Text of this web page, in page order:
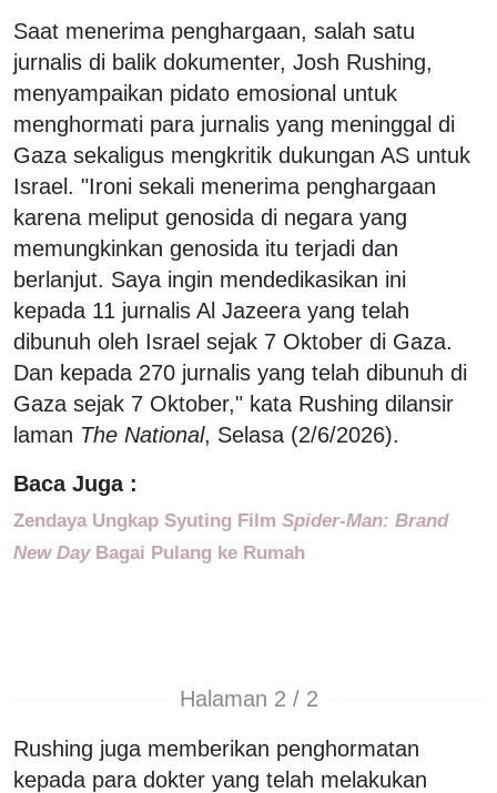
Saat menerima penghargaan, salah satu
jurnalis di balik dokumenter, Josh Rushing,
menyampaikan pidato emosional untuk
menghormati para jurnalis yang meninggal di
Gaza sekaligus mengkritik dukungan AS untuk
Israel. "Ironi sekali menerima penghargaan
karena meliput genosida di negara yang
memungkinkan genosida itu terjadi dan
berlanjut. Saya ingin mendedikasikan ini
kepada 11 jurnalis Al Jazeera yang telah
dibunuh oleh Israel sejak 7 Oktober di Gaza.
Dan kepada 270 jurnalis yang telah dibunuh di
Gaza sejak 7 Oktober," kata Rushing dilansir
laman The National, Selasa (2/6/2026).
Baca Juga :
Zendaya Ungkap Syuting Film Spider-Man: Brand
New DayBagai Pulang ke Rumah
Halaman 2 / 2
Rushing juga memberikan penghormatan
kepada para dokter yang telah melakukan